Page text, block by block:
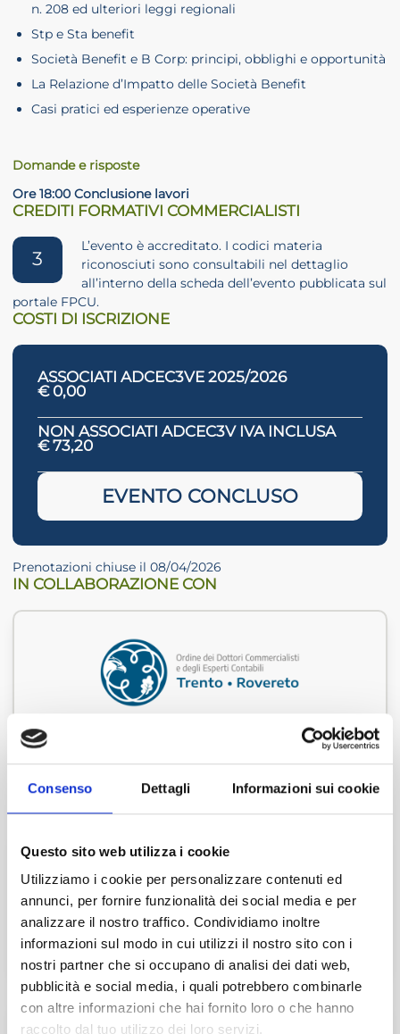
Consenso Dettagli Informazioni sui cookie
Questo sito web utilizza i cookie
Utilizziamo i cookie per personalizzare contenuti ed
annunci, per fornire funzionalità dei social media e per
analizzare il nostro traffico. Condividiamo inoltre
informazioni sul modo in cui utilizzi il nostro sito con i
nostri partner che si occupano di analisi dei dati web,
pubblicità e social media, i quali potrebbero combinarle
con altre informazioni che hai fornito loro o che hanno
raccolto dal tuo utilizzo dei loro servizi.
n. 208 ed ulteriori leggi regionali
Stp e Sta benefit
Società Benefit e B Corp: principi, obblighi e opportunità
La Relazione d’Impatto delle Società Benefit
Casi pratici ed esperienze operative
Domande e risposte
Ore 18:00 Conclusione lavori
CREDITI FORMATIVI COMMERCIALISTI
3
L’evento è accreditato. I codici materia
riconosciuti sono consultabili nel dettaglio
all’interno della scheda dell’evento pubblicata sul
portale FPCU.
COSTI DI ISCRIZIONE
ASSOCIATI ADCEC3VE 2025/2026
€ 0,00
NON ASSOCIATI ADCEC3V IVA INCLUSA
€ 73,20
EVENTO CONCLUSO
Prenotazioni chiuse il 08/04/2026
IN COLLABORAZIONE CON
TAG
SEMINARIO
27 Ott 2026
HOLDING PROFILI CIVILISTICI E FISCALI
12 Nov 2026